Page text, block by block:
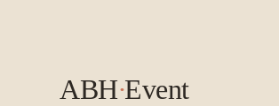
ABH·Event